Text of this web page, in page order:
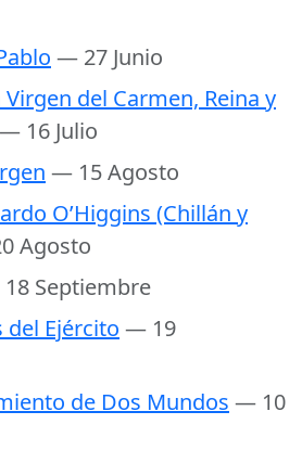
— 27 Junio
del Carmen, Reina y
— 16 Julio
— 15 Agosto
O’Higgins (Chillán y
Agosto
Septiembre
del Ejército — 19
de Dos Mundos — 10